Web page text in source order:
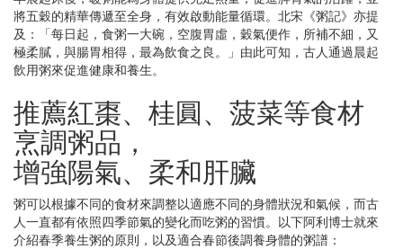
將五穀的精華傳遞至全身，有效啟動能量循環。北宋《粥記》亦提
及：「每日起，食粥一大碗，空腹胃虛，穀氣便作，所補不細，又
極柔膩，與腸胃相得，最為飲食之良。」由此可知，古人通過晨起
飲用粥來促進健康和養生。
推薦紅棗、桂圓、菠菜等食材
烹調粥品，
增強陽氣、柔和肝臟
粥可以根據不同的食材來調整以適應不同的身體狀況和氣候，而古
人一直都有依照四季節氣的變化而吃粥的習慣。以下阿利博士就來
介紹春季養生粥的原則，以及適合春節後調養身體的粥譜：